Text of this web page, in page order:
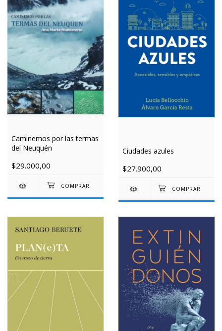
Caminemos por las termas
del Neuquén
$29.000,00
Ciudades azules
$27.900,00